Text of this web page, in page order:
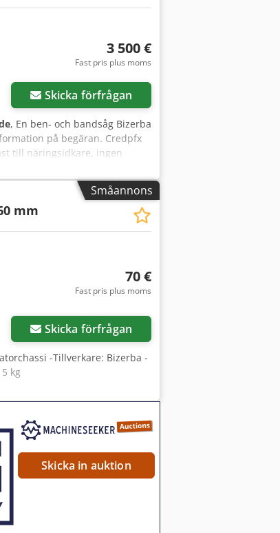
3 500 €
Fast pris plus moms
Skicka förfrågan
, En ben- och bandsåg Bizerba
på begäran. Credpfx
till näringsidkare, ingen
Småannons
mm
70 €
Fast pris plus moms
Skicka förfrågan
-Tillverkare: Bizerba -
kg
Skicka in auktion